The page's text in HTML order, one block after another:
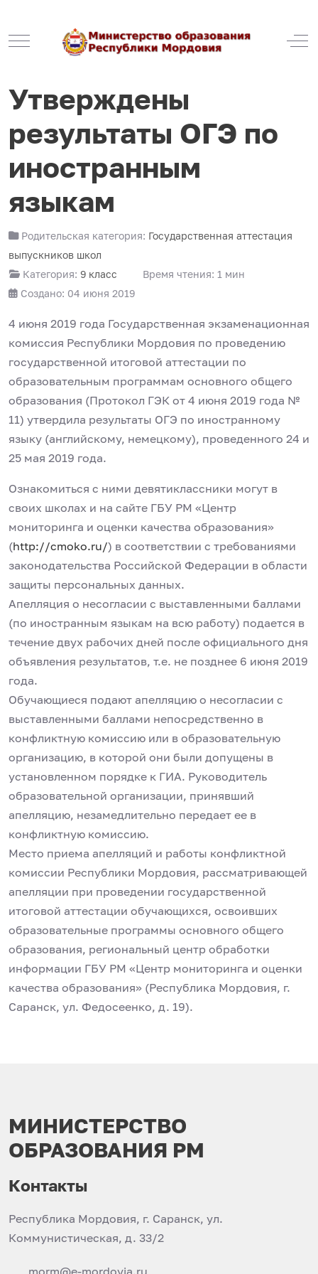
Mobile Menu Toggle
Утверждены
результаты ОГЭ по
иностранным
языкам
Родительская категория: Государственная аттестация
выпускников школ
Категория: 9 класс
Время чтения: 1 мин
Создано: 04 июня 2019
4 июня 2019 года Государственная экзаменационная
комиссия Республики Мордовия по проведению
государственной итоговой аттестации по
образовательным программам основного общего
образования (Протокол ГЭК от 4 июня 2019 года №
11) утвердила результаты ОГЭ по иностранному
языку (английскому, немецкому), проведенного 24 и
25 мая 2019 года.
Ознакомиться с ними девятиклассники могут в
своих школах и на сайте ГБУ РМ «Центр
мониторинга и оценки качества образования»
(http://cmoko.ru/) в соответствии с требованиями
законодательства Российской Федерации в области
защиты персональных данных.
Апелляция о несогласии с выставленными баллами
(по иностранным языкам на всю работу) подается в
течение двух рабочих дней после официального дня
объявления результатов, т.е. не позднее 6 июня 2019
года.
Обучающиеся подают апелляцию о несогласии с
выставленными баллами непосредственно в
конфликтную комиссию или в образовательную
организацию, в которой они были допущены в
установленном порядке к ГИА. Руководитель
образовательной организации, принявший
апелляцию, незамедлительно передает ее в
конфликтную комиссию.
Место приема апелляций и работы конфликтной
комиссии Республики Мордовия, рассматривающей
апелляции при проведении государственной
итоговой аттестации обучающихся, освоивших
образовательные программы основного общего
образования, региональный центр обработки
информации ГБУ РМ «Центр мониторинга и оценки
качества образования» (Республика Мордовия, г.
Саранск, ул. Федосеенко, д. 19).
МИНИСТЕРСТВО
ОБРАЗОВАНИЯ РМ
Контакты
Республика Мордовия, г. Саранск, ул.
Коммунистическая, д. 33/2